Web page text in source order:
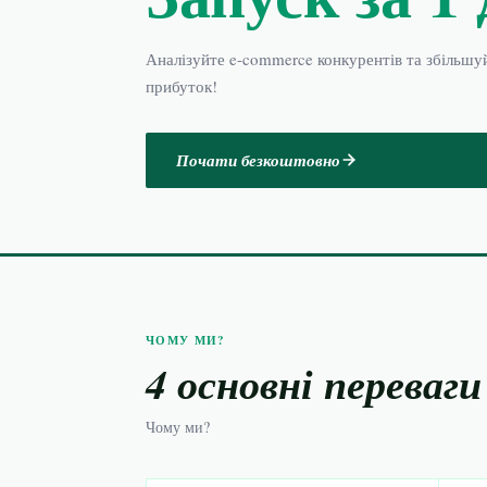
Аналізуйте e-commerce конкурентів та
прибуток!
Почати безкоштовно
ЧОМУ МИ?
4 основні переваги
Чому ми?